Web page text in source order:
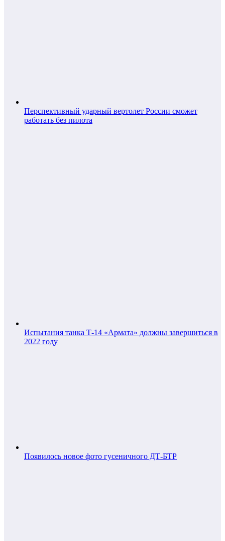
Перспективный ударный вертолет России сможет
работать без пилота
Испытания танка Т-14 «Армата» должны завершиться в
2022 году
Появилось новое фото гусеничного ДТ-БТР